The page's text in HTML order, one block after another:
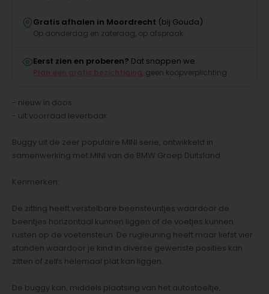
Gratis afhalen in Moordrecht (bij Gouda)
Op donderdag en zaterdag, op afspraak
Eerst zien en proberen? Dat snappen we.
, geen koopverplichting
- nieuw in doos
- uit voorraad leverbaar
Buggy uit de zeer populaire MINI serie, ontwikkeld in
samenwerking met MINI van de BMW Groep Duitsland.
Kenmerken:
De zitting heeft verstelbare beensteuntjes waardoor de
beentjes horizontaal kunnen liggen of de voetjes kunnen
rusten op de voetensteun. De rugleuning heeft maar liefst vier
standen waardoor je kind in diverse gewenste posities kan
zitten of zelfs helemaal plat kan liggen.
De buggy kan, middels plaatsing van het autostoeltje,